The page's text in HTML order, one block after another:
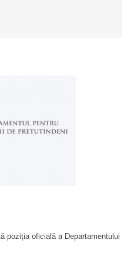
poziția oficială a Departamentului